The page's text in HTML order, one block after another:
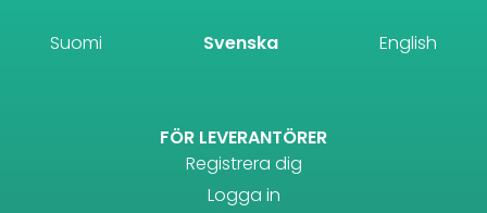
Suomi Svenska English
FÖR LEVERANTÖRER
Registrera dig
Logga in